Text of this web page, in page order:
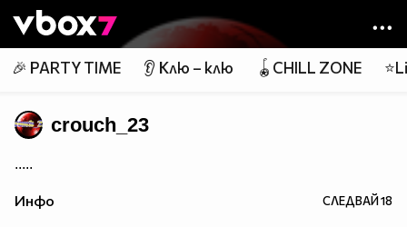
👾
🎉 PARTY TIME 👂 Клю – клю 🪀CHILL ZONE
crouch_23
.....
Инфо СЛЕДВАЙ18